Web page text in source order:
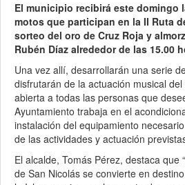
El municipio recibirá este domingo
motos que participan en la II Ruta
sorteo del oro de Cruz Roja y
Rubén Díaz alrededor de las 15.00
Una vez allí, desarrollarán una serie
disfrutarán de la actuación musical
abierta a todas las personas que
Ayuntamiento trabaja en el
instalación del equipamiento
de las actividades y actuación
El alcalde, Tomás Pérez, destaca que
de San Nicolás se convierte en